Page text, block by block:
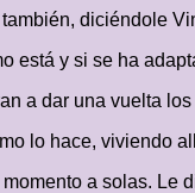
diciéndole
está y si se ha
a dar una vuelta
lo hace, viviendo
a solas. Le